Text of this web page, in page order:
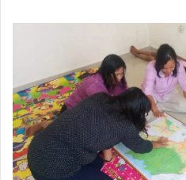
n
e
m
a
i
l